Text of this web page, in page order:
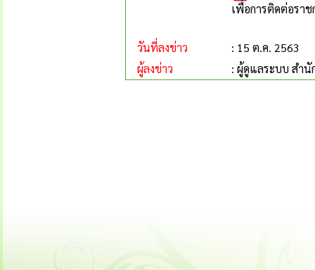
เพื่อการติดต่อรา
วันที่ลงข่าว
: 15 ต.ค. 2563
ผู้ลงข่าว
: ผู้ดูแลระบบ สำ